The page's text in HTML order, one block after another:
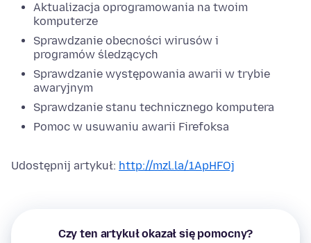
Aktualizacja oprogramowania na twoim
komputerze
Sprawdzanie obecności wirusów i
programów śledzących
Sprawdzanie występowania awarii w trybie
awaryjnym
Sprawdzanie stanu technicznego komputera
Pomoc w usuwaniu awarii Firefoksa
Udostępnij artykuł: http://mzl.la/1ApHFOj
Czy ten artykuł okazał się pomocny?